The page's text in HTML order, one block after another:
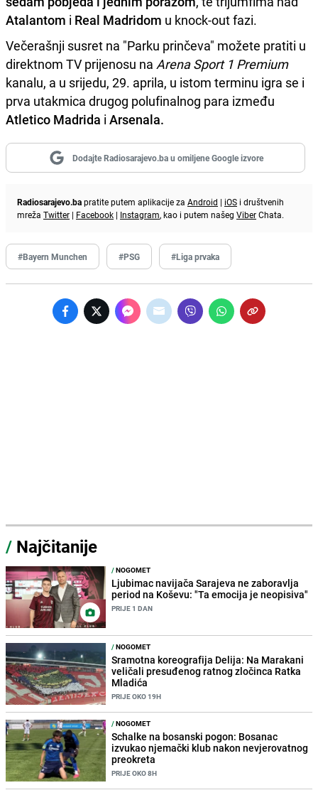
Atalantom i Real Madridom u knock-out fazi.
Večerašnji susret na "Parku prinčeva" možete pratiti u
direktnom TV prijenosu na Arena Sport 1 Premium
kanalu, a u srijedu, 29. aprila, u istom terminu igra se i
prva utakmica drugog polufinalnog para između
Atletico Madrida i Arsenala.
Dodajte Radiosarajevo.ba u omiljene Google izvore
Radiosarajevo.bapratite putem aplikacije za Android | iOS i društvenih
mreža Twitter | Facebook | Instagram, kao i putem našeg ViberChata.
#Bayern Munchen #PSG #Liga prvaka
/ Najčitanije
/NOGOMET
Ljubimac navijača Sarajeva ne zaboravlja
period na Koševu: "Ta emocija je neopisiva"
PRIJE 1 DAN
/NOGOMET
Sramotna koreografija Delija: Na Marakani
veličali presuđenog ratnog zločinca Ratka
Mladića
PRIJE OKO 19H
/NOGOMET
Schalke na bosanski pogon: Bosanac
izvukao njemački klub nakon nevjerovatnog
preokreta
PRIJE OKO 8H